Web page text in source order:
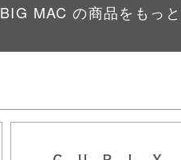
BIG MAC の商品をもっ